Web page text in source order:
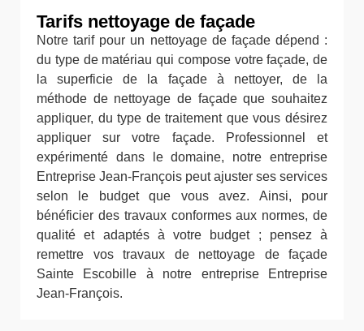
Tarifs nettoyage de façade
Notre tarif pour un nettoyage de façade dépend :
du type de matériau qui compose votre façade, de
la superficie de la façade à nettoyer, de la
méthode de nettoyage de façade que souhaitez
appliquer, du type de traitement que vous désirez
appliquer sur votre façade. Professionnel et
expérimenté dans le domaine, notre entreprise
Entreprise Jean-François peut ajuster ses services
selon le budget que vous avez. Ainsi, pour
bénéficier des travaux conformes aux normes, de
qualité et adaptés à votre budget ; pensez à
remettre vos travaux de nettoyage de façade
Sainte Escobille à notre entreprise Entreprise
Jean-François.